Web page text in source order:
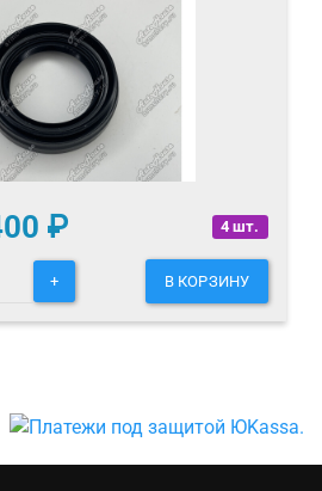
4 шт.
₽
+ В КОРЗИНУ